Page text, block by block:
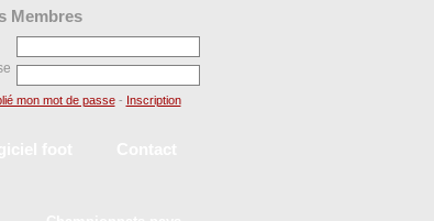
Membres
mon mot de passe- Inscription